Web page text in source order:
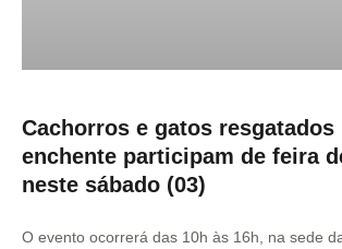
Cachorros e gatos resgatados
enchente participam de feira
neste sábado (03)
O evento ocorrerá das 10h às 16h, na sede